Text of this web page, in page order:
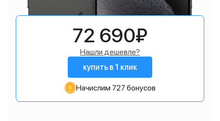
72 690₽
Нашли дешевле?
купить в 1 клик
Начислим 727 бонусов